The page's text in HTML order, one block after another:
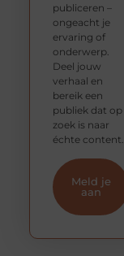
publiceren –
ongeacht je
ervaring of
onderwerp.
Deel jouw
verhaal en
bereik een
publiek dat op
zoek is naar
échte content.
Meld je
aan